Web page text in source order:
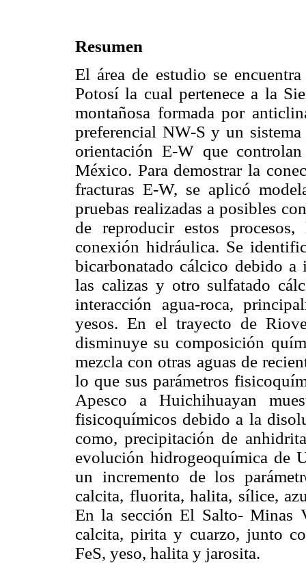
Resumen
El área de estudio se
Potosí la cual pertenece a la
montañosa formada por
preferencial NW-S y un
orientación E-W que
México. Para demostrar la
fracturas E-W, se aplicó
pruebas realizadas a posibles
de reproducir estos
conexión hidráulica. Se
bicarbonatado cálcico debido a
las calizas y otro sulfatado
interacción agua-roca,
yesos. En el trayecto de
disminuye su composición
mezcla con otras aguas de
lo que sus parámetros
Apesco a Huichihuayan
fisicoquímicos debido a la
como, precipitación de
evolución hidrogeoquímica de
un incremento de los
calcita, fluorita, halita, sílice,
En la sección El Salto- Minas
calcita, pirita y cuarzo, junto
FeS, yeso, halita y jarosita.